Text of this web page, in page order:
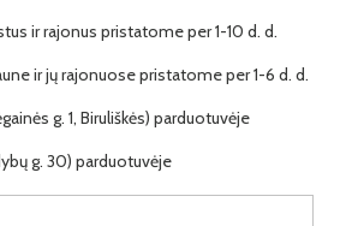
ir rajonus pristatome per 1-10 d. d.
ir jų rajonuose pristatome per 1-6 d. d.
g. 1, Biruliškės) parduotuvėje
g. 30) parduotuvėje